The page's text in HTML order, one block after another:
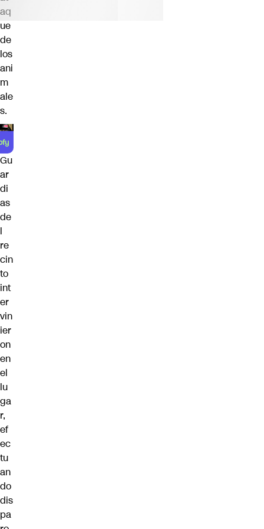
aq
ue
de
los
ani
m
ale
s.
Gu
ar
di
as
de
l
re
cin
to
int
er
vin
ier
on
en
el
lu
ga
r,
ef
ec
tu
an
do
dis
pa